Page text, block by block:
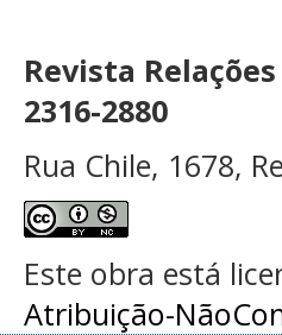
Revista
2316-2880
Rua Chile, 1678,
Este obra está
Atribuição-